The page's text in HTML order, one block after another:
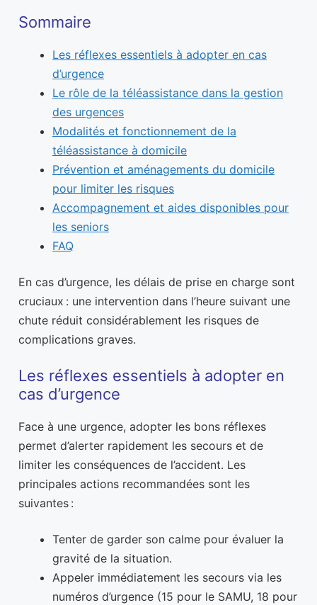
Sommaire
Les réflexes essentiels à adopter en cas
d’urgence
Le rôle de la téléassistance dans la gestion
des urgences
Modalités et fonctionnement de la
téléassistance à domicile
Prévention et aménagements du domicile
pour limiter les risques
Accompagnement et aides disponibles pour
les seniors
FAQ
En cas d’urgence, les délais de prise en charge sont
cruciaux : une intervention dans l’heure suivant une
chute réduit considérablement les risques de
complications graves.
Les réflexes essentiels à adopter en
cas d’urgence
Face à une urgence, adopter les bons réflexes
permet d’alerter rapidement les secours et de
limiter les conséquences de l’accident. Les
principales actions recommandées sont les
suivantes :
Tenter de garder son calme pour évaluer la
gravité de la situation.
Appeler immédiatement les secours via les
numéros d’urgence (15 pour le SAMU, 18 pour